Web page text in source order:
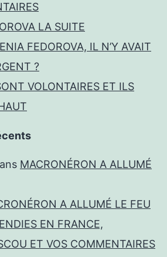
LA SUITE
FEDOROVA, IL N’Y AVAIT
?
VOLONTAIRES ET ILS
MACRONÉRON A ALLUMÉ
A ALLUMÉ LE FEU
EN FRANCE,
ET VOS COMMENTAIRES